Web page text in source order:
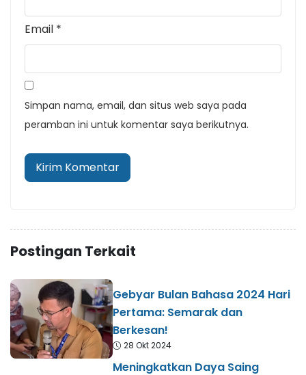
Email *
Simpan nama, email, dan situs web saya pada
peramban ini untuk komentar saya berikutnya.
Postingan Terkait
Gebyar Bulan Bahasa 2024 Hari
Pertama: Semarak dan
Berkesan!
28 Okt 2024
Meningkatkan Daya Saing